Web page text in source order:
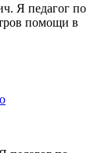
Я педагог по
помощи в